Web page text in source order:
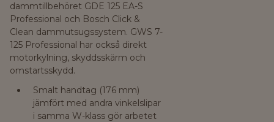
dammtillbehöret GDE 125 EA-S
Professional och Bosch Click &
Clean dammutsugssystem. GWS 7-
125 Professional har också direkt
motorkylning, skyddsskärm och
omstartsskydd.
Smalt handtag (176 mm)
jämfört med andra vinkelslipar
i samma W-klass gör arbetet